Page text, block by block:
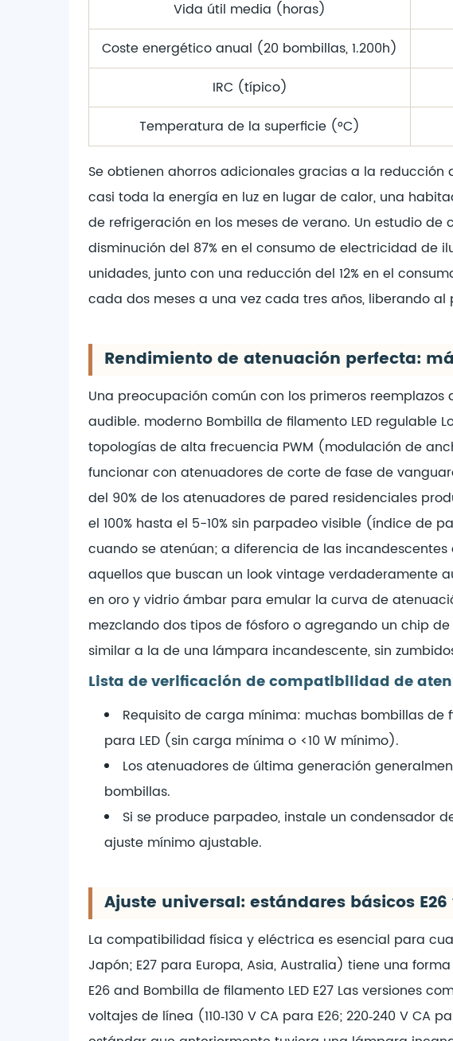
Vida útil media (horas)
Coste energético anual (20 bombillas, 1.200h)
IRC (típico)
Temperatura de la superficie (°C)
Se obtienen ahorros adicionales gracias a la
casi toda la energía en luz en lugar de calor, una
de refrigeración en los meses de verano. Un estudio
disminución del 87% en el consumo de electricidad de
unidades, junto con una reducción del 12% en el
cada dos meses a una vez cada tres años, liberando
Rendimiento de atenuación perfecta:
Una preocupación común con los primeros
audible. moderno Bombilla de filamento LED regulable
topologías de alta frecuencia PWM (modulación de
funcionar con atenuadores de corte de fase de
del 90% de los atenuadores de pared residenciales
el 100% hasta el 5-10% sin parpadeo visible (índice de
cuando se atenúan; a diferencia de las incandescentes
aquellos que buscan un look vintage verdaderamente
en oro y vidrio ámbar para emular la curva de
mezclando dos tipos de fósforo o agregando un chip
similar a la de una lámpara incandescente, sin
Lista de verificación de compatibilidad de
Requisito de carga mínima: muchas bombillas de
para LED (sin carga mínima o <10 W mínimo).
Los atenuadores de última generación
bombillas.
Si se produce parpadeo, instale un
ajuste mínimo ajustable.
Ajuste universal: estándares básicos E26
La compatibilidad física y eléctrica es esencial para
Japón; E27 para Europa, Asia, Australia) tiene una
E26and Bombilla de filamento LED E27 Las versiones
voltajes de línea (110‑130 V CA para E26; 220‑240 V